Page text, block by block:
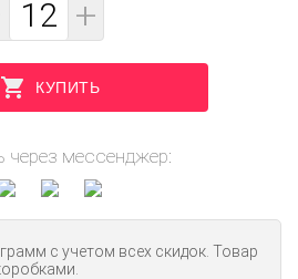
+
КУПИТЬ
через мессенджер:
с учетом всех скидок. Товар